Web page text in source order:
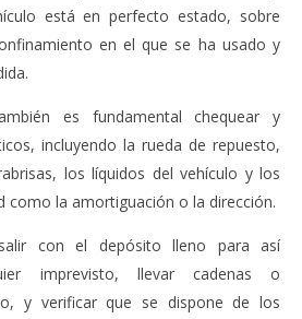
está en perfecto estado, sobre
en el que se ha usado y
es fundamental chequear y
incluyendo la rueda de repuesto,
los líquidos del vehículo y los
como la amortiguación o la dirección.
con el depósito lleno para así
imprevisto, llevar cadenas o
y verificar que se dispone de los